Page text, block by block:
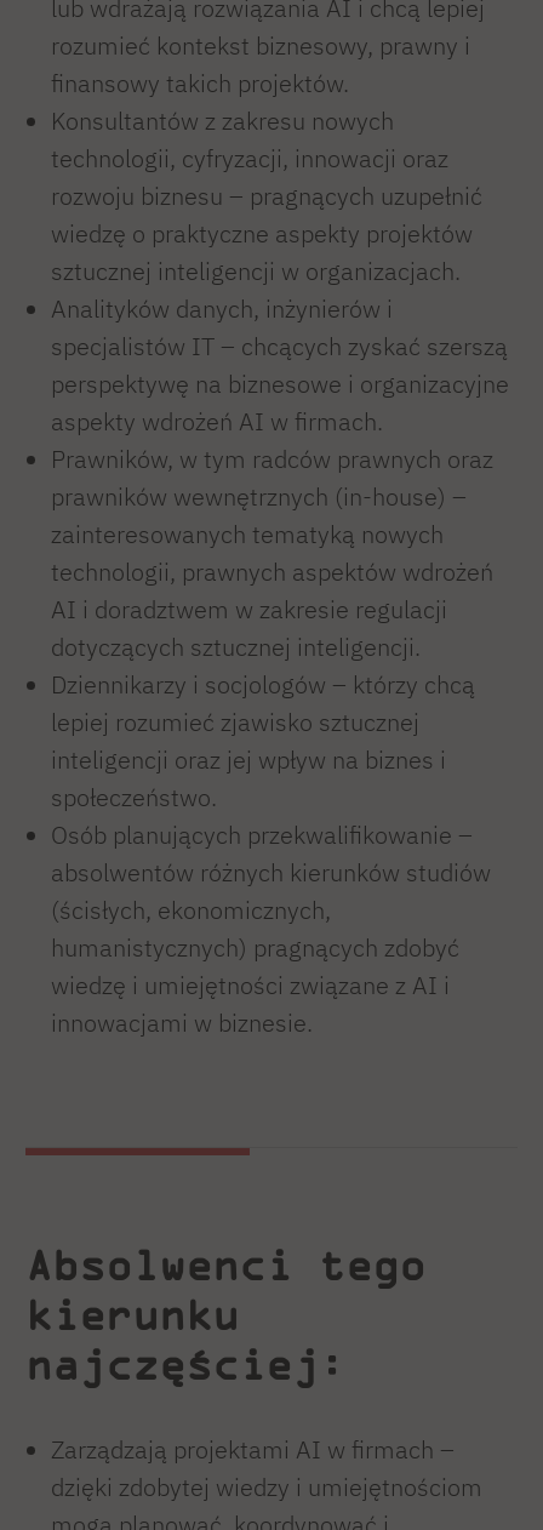
lub wdrażają rozwiązania AI i chcą lepiej
rozumieć kontekst biznesowy, prawny i
finansowy takich projektów.
Konsultantów z zakresu nowych
technologii, cyfryzacji, innowacji oraz
rozwoju biznesu – pragnących uzupełnić
wiedzę o praktyczne aspekty projektów
sztucznej inteligencji w organizacjach.
Analityków danych, inżynierów i
specjalistów IT – chcących zyskać szerszą
perspektywę na biznesowe i organizacyjne
aspekty wdrożeń AI w firmach.
Prawników, w tym radców prawnych oraz
prawników wewnętrznych (in-house) –
zainteresowanych tematyką nowych
technologii, prawnych aspektów wdrożeń
AI i doradztwem w zakresie regulacji
dotyczących sztucznej inteligencji.
Dziennikarzy i socjologów – którzy chcą
lepiej rozumieć zjawisko sztucznej
inteligencji oraz jej wpływ na biznes i
społeczeństwo.
Osób planujących przekwalifikowanie –
absolwentów różnych kierunków studiów
(ścisłych, ekonomicznych,
humanistycznych) pragnących zdobyć
wiedzę i umiejętności związane z AI i
innowacjami w biznesie.
Absolwenci tego
kierunku
najczęściej :
Zarządzają projektami AI w firmach –
dzięki zdobytej wiedzy i umiejętnościom